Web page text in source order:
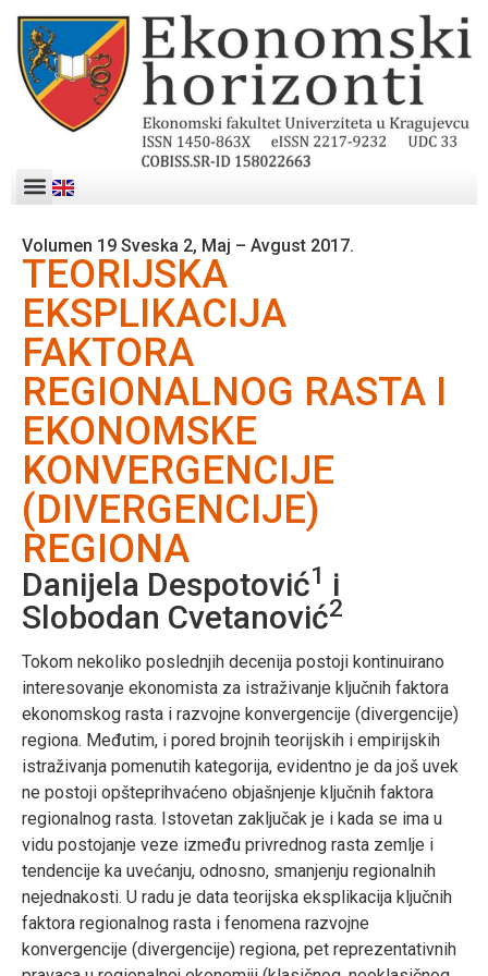
Volumen 19 Sveska 2, Maj – Avgust 2017.
TEORIJSKA
EKSPLIKACIJA
FAKTORA
REGIONALNOG RASTA I
EKONOMSKE
KONVERGENCIJE
(DIVERGENCIJE)
REGIONA
Danijela Despotović1 i
Slobodan Cvetanović2
Tokom nekoliko poslednjih decenija postoji kontinuirano
interesovanje ekonomista za istraživanje ključnih faktora
ekonomskog rasta i razvojne konvergencije (divergencije)
regiona. Međutim, i pored brojnih teorijskih i empirijskih
istraživanja pomenutih kategorija, evidentno je da još uvek
ne postoji opšteprihvaćeno objašnjenje ključnih faktora
regionalnog rasta. Istovetan zaključak je i kada se ima u
vidu postojanje veze između privrednog rasta zemlje i
tendencije ka uvećanju, odnosno, smanjenju regionalnih
nejednakosti. U radu je data teorijska eksplikacija ključnih
faktora regionalnog rasta i fenomena razvojne
konvergencije (divergencije) regiona, pet reprezentativnih